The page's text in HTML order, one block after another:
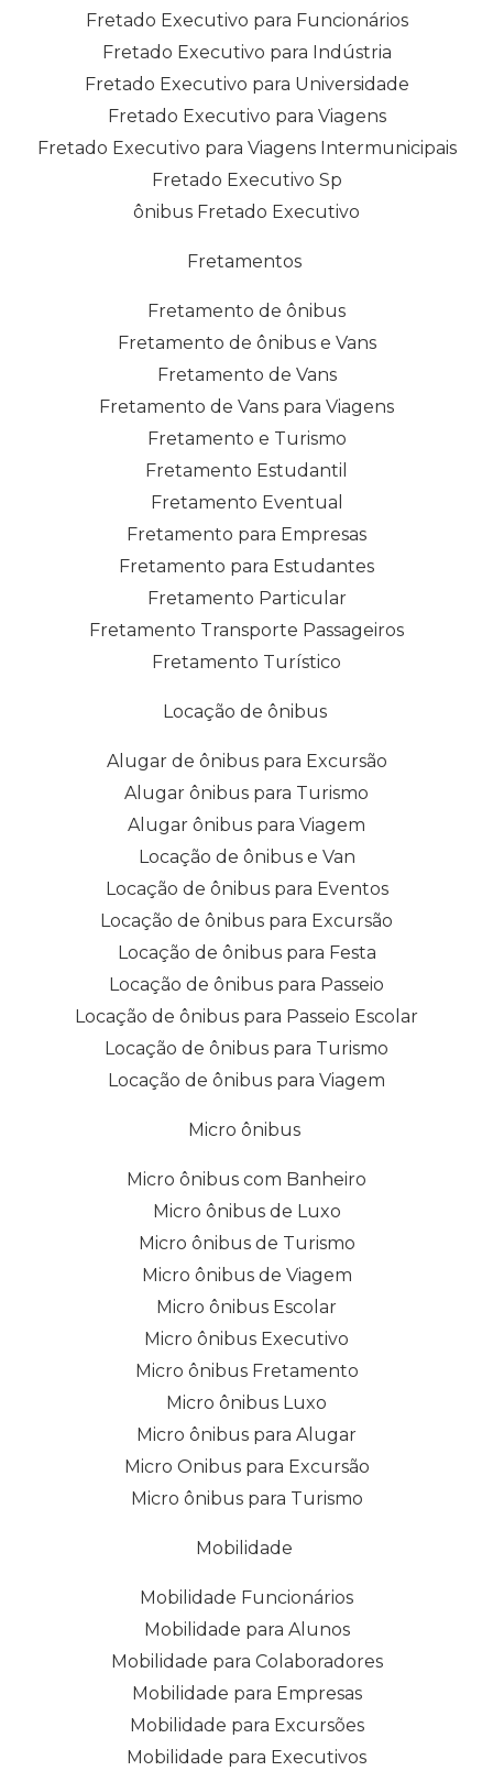
Fretado Executivo para Funcionários
Fretado Executivo para Indústria
Fretado Executivo para Universidade
Fretado Executivo para Viagens
Fretado Executivo para Viagens Intermunicipais
Fretado Executivo Sp
ônibus Fretado Executivo
Fretamentos
Fretamento de ônibus
Fretamento de ônibus e Vans
Fretamento de Vans
Fretamento de Vans para Viagens
Fretamento e Turismo
Fretamento Estudantil
Fretamento Eventual
Fretamento para Empresas
Fretamento para Estudantes
Fretamento Particular
Fretamento Transporte Passageiros
Fretamento Turístico
Locação de ônibus
Alugar de ônibus para Excursão
Alugar ônibus para Turismo
Alugar ônibus para Viagem
Locação de ônibus e Van
Locação de ônibus para Eventos
Locação de ônibus para Excursão
Locação de ônibus para Festa
Locação de ônibus para Passeio
Locação de ônibus para Passeio Escolar
Locação de ônibus para Turismo
Locação de ônibus para Viagem
Micro ônibus
Micro ônibus com Banheiro
Micro ônibus de Luxo
Micro ônibus de Turismo
Micro ônibus de Viagem
Micro ônibus Escolar
Micro ônibus Executivo
Micro ônibus Fretamento
Micro ônibus Luxo
Micro ônibus para Alugar
Micro Onibus para Excursão
Micro ônibus para Turismo
Mobilidade
Mobilidade Funcionários
Mobilidade para Alunos
Mobilidade para Colaboradores
Mobilidade para Empresas
Mobilidade para Excursões
Mobilidade para Executivos